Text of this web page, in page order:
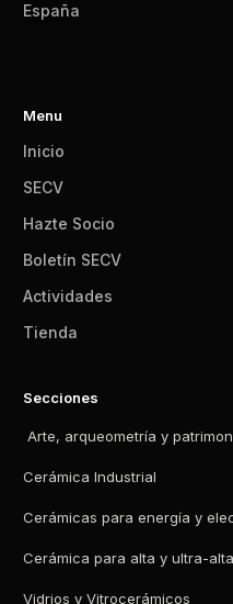
España
Menu
Inicio
SECV
Hazte Socio
Boletín SECV
Actividades
Tienda
Secciones
Arte, arqueometría y
Cerámica Industrial
Cerámicas para energía y
Cerámica para alta y ultra-
Vidrios y Vitrocerámicos